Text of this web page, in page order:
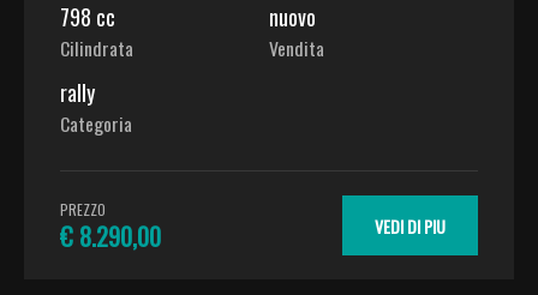
798 cc
Cilindrata
nuovo
Vendita
rally
Categoria
PREZZO
€ 8.290,00 VEDI DI PIU